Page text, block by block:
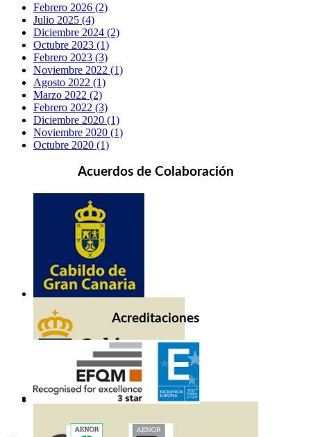
Febrero 2026 (2)
Julio 2025 (4)
Diciembre 2024 (2)
Octubre 2023 (1)
Febrero 2023 (3)
Noviembre 2022 (1)
Agosto 2022 (1)
Marzo 2022 (2)
Febrero 2022 (3)
Diciembre 2020 (1)
Noviembre 2020 (1)
Octubre 2020 (1)
Acuerdos de Colaboración
Acreditaciones